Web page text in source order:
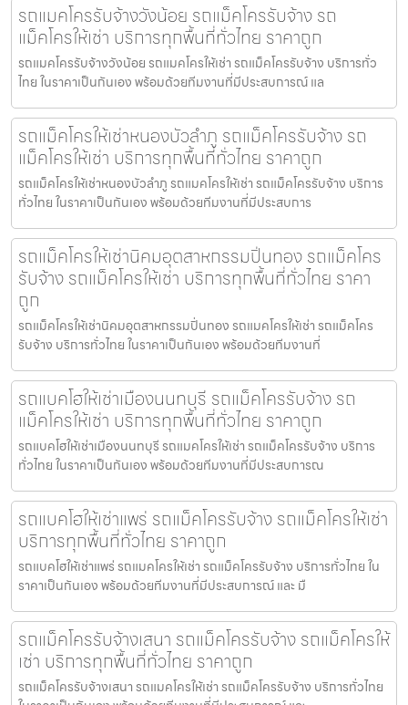
รถแมคโครรับจ้างวังน้อย รถแม็คโครรับจ้าง รถ
แม็คโครให้เช่า บริการทุกพื้นที่ทั่วไทย ราคาถูก
รถแมคโครรับจ้างวังน้อย รถแมคโครให้เช่า รถแม็คโครรับจ้าง บริการทั่ว
ไทย ในราคาเป็นกันเอง พร้อมด้วยทีมงานที่มีประสบการณ์ แล
รถแม็คโครให้เช่าหนองบัวลำภู รถแม็คโครรับจ้าง รถ
แม็คโครให้เช่า บริการทุกพื้นที่ทั่วไทย ราคาถูก
รถแม็คโครให้เช่าหนองบัวลำภู รถแมคโครให้เช่า รถแม็คโครรับจ้าง บริการ
ทั่วไทย ในราคาเป็นกันเอง พร้อมด้วยทีมงานที่มีประสบการ
รถแม็คโครให้เช่านิคมอุตสาหกรรมปิ่นทอง รถแม็คโคร
รับจ้าง รถแม็คโครให้เช่า บริการทุกพื้นที่ทั่วไทย ราคา
ถูก
รถแม็คโครให้เช่านิคมอุตสาหกรรมปิ่นทอง รถแมคโครให้เช่า รถแม็คโคร
รับจ้าง บริการทั่วไทย ในราคาเป็นกันเอง พร้อมด้วยทีมงานที่
รถแบคโฮให้เช่าเมืองนนทบุรี รถแม็คโครรับจ้าง รถ
แม็คโครให้เช่า บริการทุกพื้นที่ทั่วไทย ราคาถูก
รถแบคโฮให้เช่าเมืองนนทบุรี รถแมคโครให้เช่า รถแม็คโครรับจ้าง บริการ
ทั่วไทย ในราคาเป็นกันเอง พร้อมด้วยทีมงานที่มีประสบการณ
รถแบคโฮให้เช่าแพร่ รถแม็คโครรับจ้าง รถแม็คโครให้เช่า
บริการทุกพื้นที่ทั่วไทย ราคาถูก
รถแบคโฮให้เช่าแพร่ รถแมคโครให้เช่า รถแม็คโครรับจ้าง บริการทั่วไทย ใน
ราคาเป็นกันเอง พร้อมด้วยทีมงานที่มีประสบการณ์ และ มื
รถแม็คโครรับจ้างเสนา รถแม็คโครรับจ้าง รถแม็คโครให้
เช่า บริการทุกพื้นที่ทั่วไทย ราคาถูก
รถแม็คโครรับจ้างเสนา รถแมคโครให้เช่า รถแม็คโครรับจ้าง บริการทั่วไทย